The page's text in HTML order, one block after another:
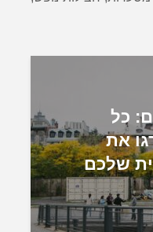
כל
את
שלכם